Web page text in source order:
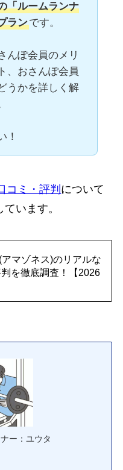
「ルームランナ
ランです。
んぽ会員のメリ
、おさんぽ会員
うかを詳しく解
！
コミ・評判 について
います。
マゾネス)のリアルな
を徹底調査！【2026
ー：ユウタ